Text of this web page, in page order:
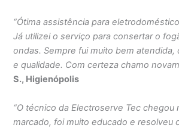
“Ótima assistência para
Já utilizei o serviço para consertar o
ondas. Sempre fui muito bem atendida,
e qualidade. Com certeza chamo
S., Higienópolis
“O técnico da Electroserve Tec chegou
marcado, foi muito educado e resolveu